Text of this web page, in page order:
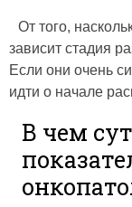
От того,
зависит стадия
Если они очень
идти о начале
В чем